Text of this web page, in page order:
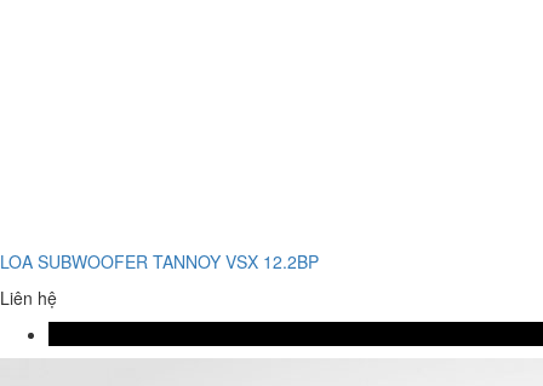
LOA SUBWOOFER TANNOY VSX 12.2BP
Liên hệ